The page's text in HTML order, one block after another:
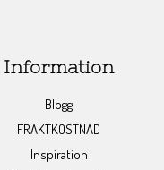
Information
Blogg
FRAKTKOSTNAD
Inspiration